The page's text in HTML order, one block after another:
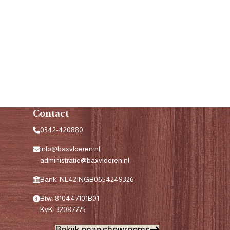
Contact
0342-420880
info@baxvloeren.nl
administratie@baxvloeren.nl
Bank: NL42INGB0654249326
Btw: 810447101B01
KvK: 32087775